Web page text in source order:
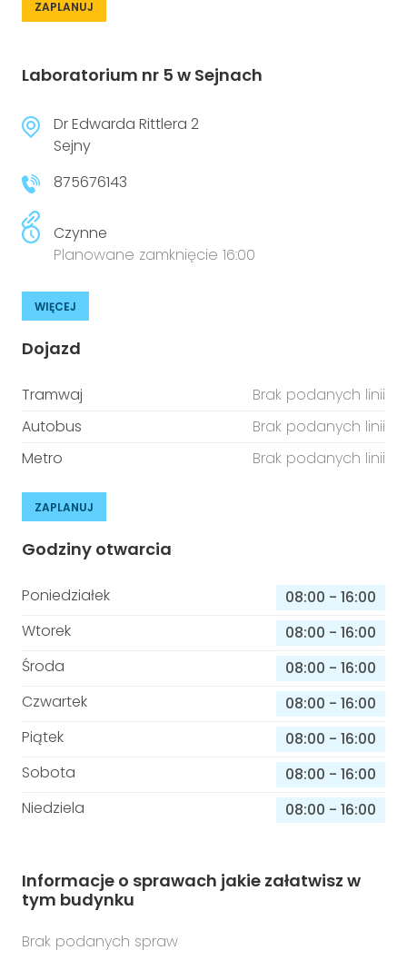
ZAPLANUJ
Laboratorium nr 5 w Sejnach
Dr Edwarda Rittlera 2
Sejny
875676143
Czynne
Planowane zamknięcie 16:00
WIĘCEJ
Dojazd
Tramwaj
Brak podanych linii
Autobus
Brak podanych linii
Metro
Brak podanych linii
ZAPLANUJ
Godziny otwarcia
Poniedziałek 08:00 - 16:00
Wtorek
08:00 - 16:00
Środa
08:00 - 16:00
Czwartek
08:00 - 16:00
Piątek
08:00 - 16:00
Sobota
08:00 - 16:00
Niedziela
08:00 - 16:00
Informacje o sprawach jakie załatwisz w
tym budynku
Brak podanych spraw